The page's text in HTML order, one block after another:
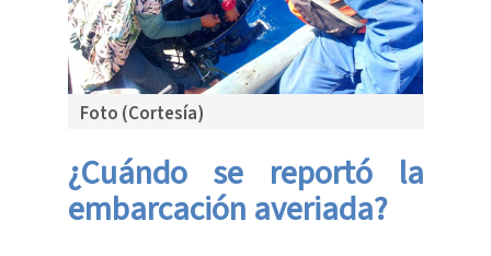
Foto (Cortesía)
¿Cuándo se reportó la
embarcación averiada?